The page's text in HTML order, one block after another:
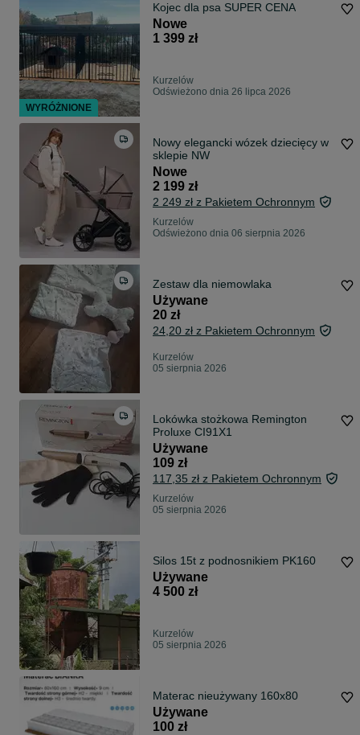
Kojec dla psa SUPER CENA
Nowe
1 399 zł
Kurzelów
Odświeżono dnia 26 lipca 2026
Nowy elegancki wózek dziecięcy w
sklepie NW
Nowe
2 199 zł
2 249 zł z Pakietem Ochronnym
Kurzelów
Odświeżono dnia 06 sierpnia 2026
Zestaw dla niemowlaka
Używane
20 zł
24,20 zł z Pakietem Ochronnym
Kurzelów
05 sierpnia 2026
Lokówka stożkowa Remington
Proluxe CI91X1
Używane
109 zł
117,35 zł z Pakietem Ochronnym
Kurzelów
05 sierpnia 2026
Silos 15t z podnosnikiem PK160
Używane
4 500 zł
Kurzelów
05 sierpnia 2026
Materac nieużywany 160x80
Używane
100 zł
WYRÓŻNIONE